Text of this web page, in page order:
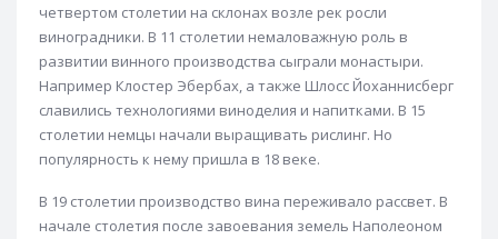
четвертом столетии на склонах возле рек росли
виноградники. В 11 столетии немаловажную роль в
развитии винного производства сыграли монастыри.
Например Клостер Эбербах, а также Шлосс Йоханнисберг
славились технологиями виноделия и напитками. В 15
столетии немцы начали выращивать рислинг. Но
популярность к нему пришла в 18 веке.
В 19 столетии производство вина переживало рассвет. В
начале столетия после завоевания земель Наполеоном